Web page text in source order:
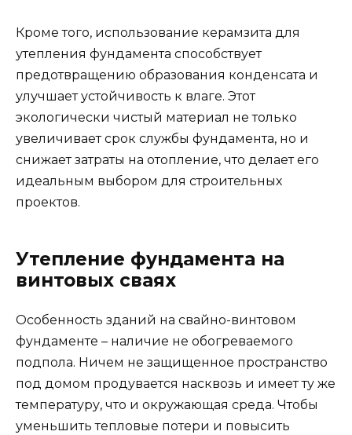
Кроме того, использование керамзита для
утепления фундамента способствует
предотвращению образования конденсата и
улучшает устойчивость к влаге. Этот
экологически чистый материал не только
увеличивает срок службы фундамента, но и
снижает затраты на отопление, что делает его
идеальным выбором для строительных
проектов.
Утепление фундамента на
винтовых сваях
Особенность зданий на свайно-винтовом
фундаменте – наличие не обогреваемого
подпола. Ничем не защищенное пространство
под домом продувается насквозь и имеет ту же
температуру, что и окружающая среда. Чтобы
уменьшить тепловые потери и повысить